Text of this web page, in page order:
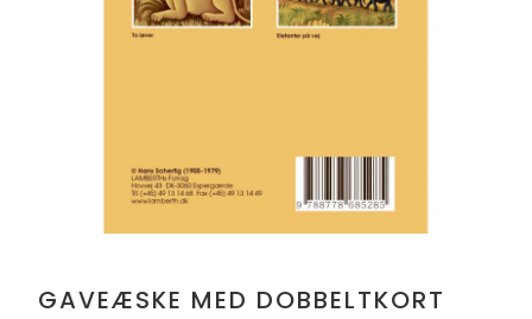
GAVEÆSKE MED DOBBELTKORT